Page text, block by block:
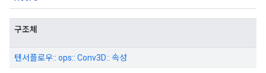
구조체
텐서플로우:: ops:: Conv3D:: 속성